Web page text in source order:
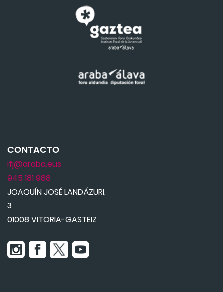
CONTACTO
ifj@araba.eus
945 181 988
JOAQUÍN JOSÉ LANDÁZURI,
3
01008 VITORIA-GASTEIZ